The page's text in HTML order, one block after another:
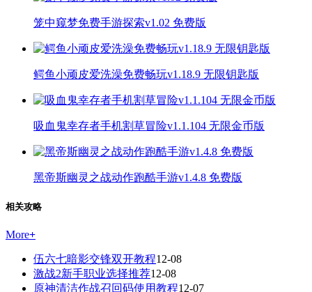
笼中窥梦免费手游探索v1.02 免费版
鳄鱼小顽皮爱洗澡免费畅玩v1.18.9 无限钥匙版
吸血鬼幸存者手机割草冒险v1.1.104 无限金币版
黑帝斯幽灵之战动作跑酷手游v1.4.8 免费版
相关攻略
More+
伍六七暗影交锋双开教程12-08
激战2新手职业选择推荐12-08
原神清洁作战召回码使用教程12-07